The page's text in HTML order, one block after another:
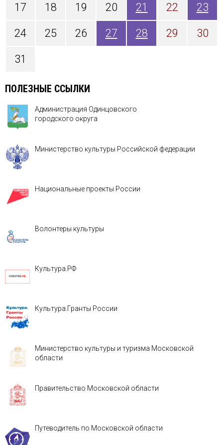
17 18 19 20 21 22 23
24 25 26 27 28 29 30
31
ПОЛЕЗНЫЕ ССЫЛКИ
Администрация Одинцовского
городского округа
Министерство культуры Российской федерации
Национальные проекты России
Волонтеры культуры
Культура.РФ
Культура.Гранты России
Министерство культуры и туризма Московской
области
Правительство Московской области
Путеводитель по Московской области